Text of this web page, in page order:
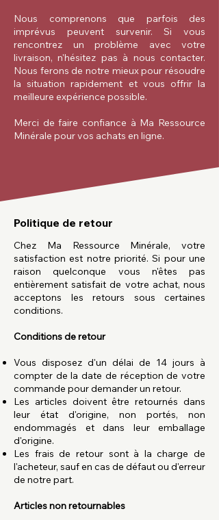
Nous comprenons que parfois des
imprévus peuvent survenir. Si vous
rencontrez un problème avec votre
livraison, n'hésitez pas à nous contacter.
Nous ferons de notre mieux pour résoudre
la situation rapidement et vous offrir la
meilleure expérience possible.
Merci de faire confiance à Ma Ressource
Minérale pour vos achats en ligne.
Politique de retour
Chez Ma Ressource Minérale, votre
satisfaction est notre priorité. Si pour une
raison quelconque vous n'êtes pas
entièrement satisfait de votre achat, nous
acceptons les retours sous certaines
conditions.
Conditions de retour
Vous disposez d'un délai de 14 jours à
compter de la date de réception de votre
commande pour demander un retour.
Les articles doivent être retournés dans
leur état d'origine, non portés, non
endommagés et dans leur emballage
d'origine.
Les frais de retour sont à la charge de
l'acheteur, sauf en cas de défaut ou d'erreur
de notre part.
Articles non retournables